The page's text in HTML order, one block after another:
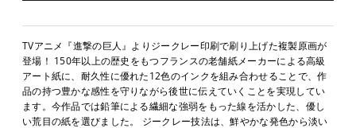
TVアニメ『進撃の巨人』よりジークレー印刷で刷り上げた複製原画が
登場！ 150年以上の歴史をもつフランスの老舗紙メーカーによる高級
アート紙に、耐久性に優れた12色のインクを組み合わせることで、作
品の持つ豊かな感性を守りながら後世に伝えていくことを実現してい
ます。今作品では鉛筆による繊細な強弱をもった線を活かした、優し
い荒目の紙を選びました。 ジークレー技法は、鮮やかな発色から淡い